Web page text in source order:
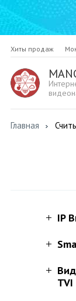
Хиты продаж
Главная
IP
TVI